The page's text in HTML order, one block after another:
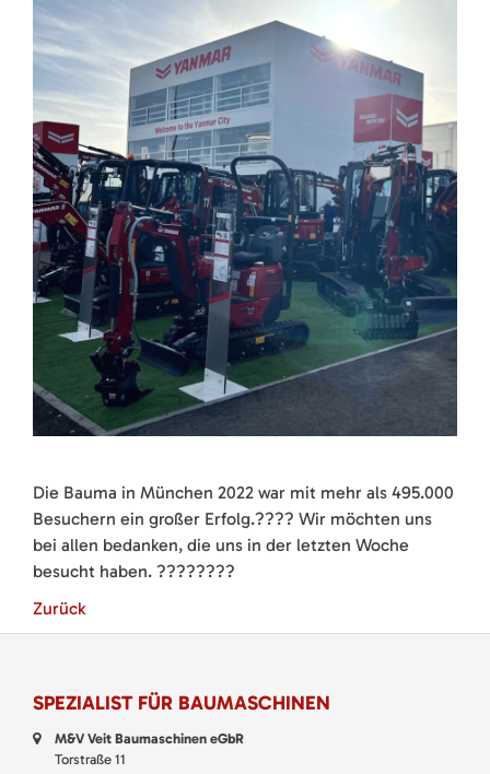
Die Bauma in München 2022 war mit mehr als 495.000
Besuchern ein großer Erfolg.???? Wir möchten uns
bei allen bedanken, die uns in der letzten Woche
besucht haben. ????????
Zurück
SPEZIALIST FÜR BAUMASCHINEN
M&V Veit Baumaschinen eGbR
Torstraße 11